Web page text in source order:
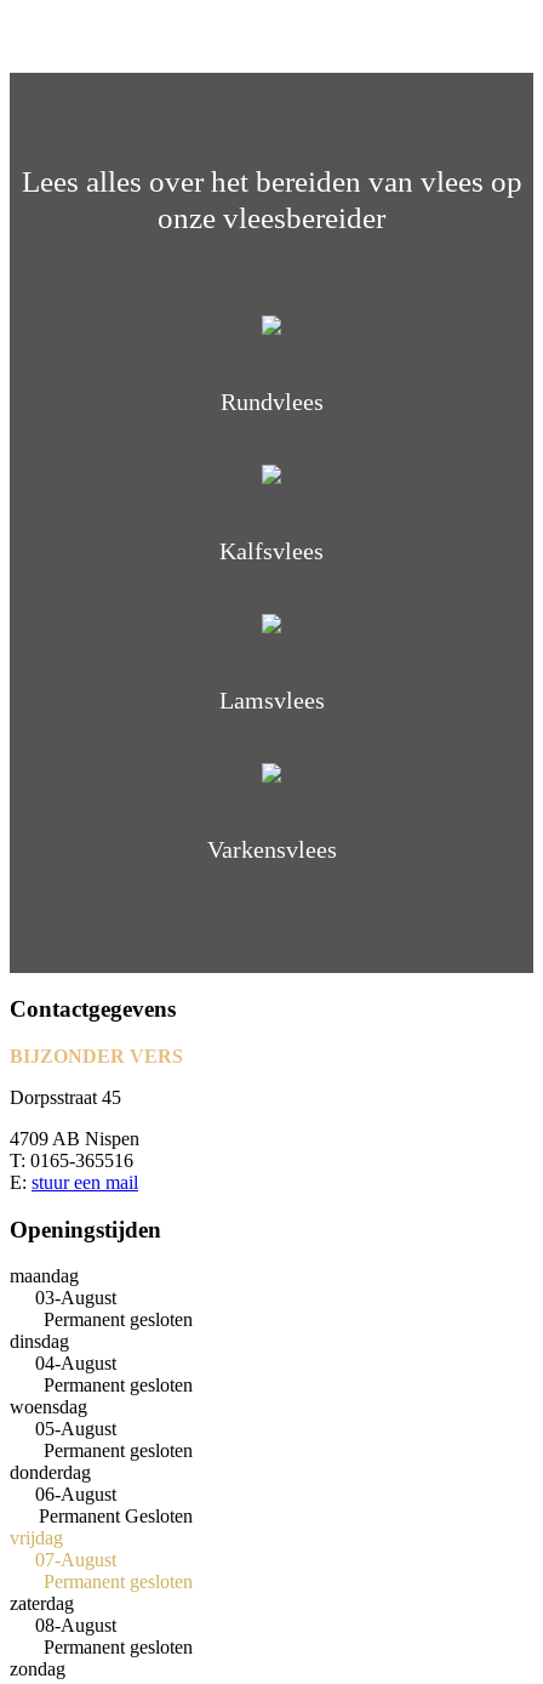
Lees alles over het bereiden van vlees op
onze vleesbereider
Rundvlees
Kalfsvlees
Lamsvlees
Varkensvlees
Contactgegevens
BIJZONDER VERS
Dorpsstraat 45
4709 AB Nispen
T: 0165-365516
E: stuur een mail
Openingstijden
maandag
03-August
Permanent gesloten
dinsdag
04-August
Permanent gesloten
woensdag
05-August
Permanent gesloten
donderdag
06-August
Permanent Gesloten
vrijdag
07-August
Permanent gesloten
zaterdag
08-August
Permanent gesloten
zondag